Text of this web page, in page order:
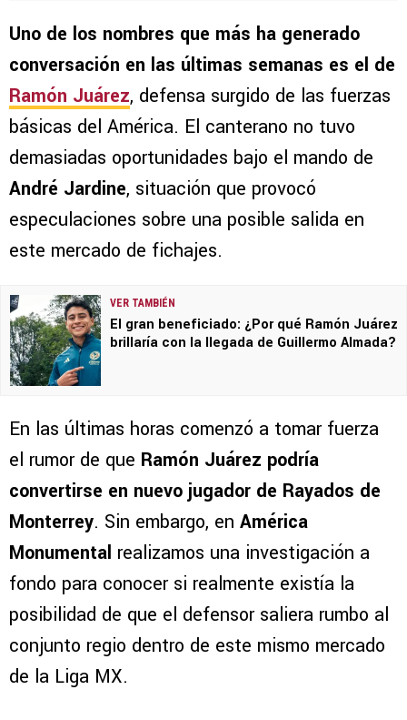
Uno de los nombres que más ha generado
conversación en las últimas semanas es el de
Ramón Juárez, defensa surgido de las fuerzas
básicas del América. El canterano no tuvo
demasiadas oportunidades bajo el mando de
André Jardine, situación que provocó
especulaciones sobre una posible salida en
este mercado de fichajes.
VER TAMBIÉN
El gran beneficiado: ¿Por qué Ramón Juárez
brillaría con la llegada de Guillermo Almada?
En las últimas horas comenzó a tomar fuerza
el rumor de que Ramón Juárez podría
convertirse en nuevo jugador de Rayados de
Monterrey. Sin embargo, en América
Monumental realizamos una investigación a
fondo para conocer si realmente existía la
posibilidad de que el defensor saliera rumbo al
conjunto regio dentro de este mismo mercado
de la Liga MX.